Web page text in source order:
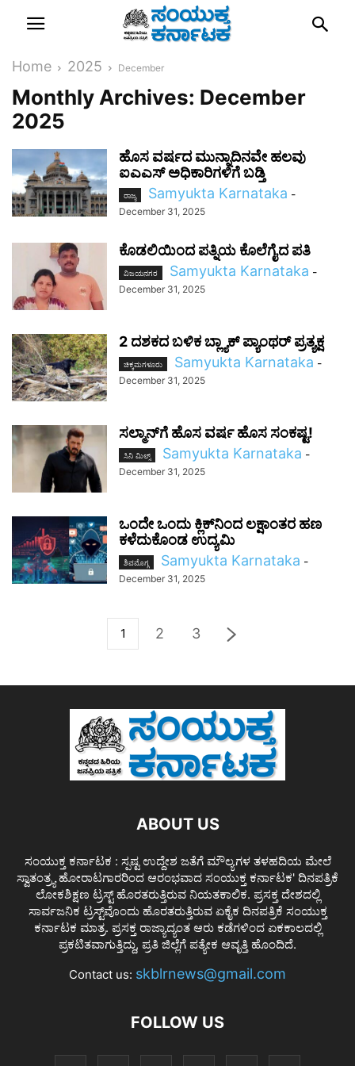
Home 2025 December
Monthly Archives: December
2025
ಹೊಸ ವರ್ಷದ ಮುನ್ನಾದಿನವೇ ಹಲವು
ಐಎಎಸ್‌ ಅಧಿಕಾರಿಗಳಿಗೆ ಬಡ್ತಿ
ರಾಜ್ಯ Samyukta Karnataka -
December 31, 2025
ಕೊಡಲಿಯಿಂದ ಪತ್ನಿಯ ಕೊಲೆಗೈದ ಪತಿ
ವಿಜಯನಗರ Samyukta Karnataka -
December 31, 2025
2 ದಶಕದ ಬಳಿಕ ಬ್ಲ್ಯಾಕ್ ಪ್ಯಾಂಥರ್ ಪ್ರತ್ಯಕ್ಷ
ಚಿಕ್ಕಮಗಳೂರು Samyukta Karnataka -
December 31, 2025
ಸಲ್ಮಾನ್‌ಗೆ ಹೊಸ ವರ್ಷ ಹೊಸ ಸಂಕಷ್ಟ!
ಸಿನಿ ಮಿಲ್ಸ್ Samyukta Karnataka -
December 31, 2025
ಒಂದೇ ಒಂದು ಕ್ಲಿಕ್‌ನಿಂದ ಲಕ್ಷಾಂತರ ಹಣ
ಕಳೆದುಕೊಂಡ ಉದ್ಯಮಿ
ಶಿವಮೊಗ್ಗ Samyukta Karnataka -
December 31, 2025
1 2 3
ABOUT US
ಸಂಯುಕ್ತ ಕರ್ನಾಟಕ : ಸ್ಪಷ್ಟ ಉದ್ದೇಶ ಜತೆಗೆ ಮೌಲ್ಯಗಳ ತಳಹದಿಯ ಮೇಲೆ
ಸ್ವಾತಂತ್ರ್ಯ ಹೋರಾಟಗಾರರಿಂದ ಆರಂಭವಾದ ಸಂಯುಕ್ತ ಕರ್ನಾಟಕ' ದಿನಪತ್ರಿಕೆ
ಲೋಕಶಿಕ್ಷಣ ಟ್ರಸ್ಟ್ ಹೊರತರುತ್ತಿರುವ ನಿಯತಕಾಲಿಕ. ಪ್ರಸಕ್ತ ದೇಶದಲ್ಲಿ
ಸಾರ್ವಜನಿಕ ಟ್ರಸ್ಟ್‌ವೊಂದು ಹೊರತರುತ್ತಿರುವ ಏಕೈಕ ದಿನಪತ್ರಿಕೆ ಸಂಯುಕ್ತ
ಕರ್ನಾಟಕ ಮಾತ್ರ. ಪ್ರಸಕ್ತ ರಾಜ್ಯಾದ್ಯಂತ ಆರು ಕಡೆಗಳಿಂದ ಏಕಕಾಲದಲ್ಲಿ
ಪ್ರಕಟಿತವಾಗುತ್ತಿದ್ದು, ಪ್ರತಿ ಜಿಲ್ಲೆಗೆ ಪತ್ಯೇಕ ಆವೃತ್ತಿ ಹೊಂದಿದೆ.
Contact us: skblrnews@gmail.com
FOLLOW US